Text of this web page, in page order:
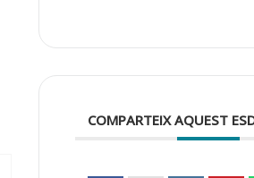
COMPARTEIX AQUEST